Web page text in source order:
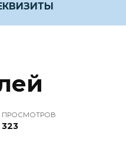
ПРОСМОТРОВ
323